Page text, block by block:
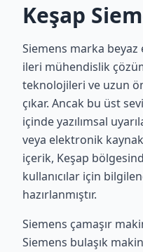
Keşap
Siemens marka
ileri mühendislik
teknolojileri ve uzun
çıkar. Ancak bu üst
içinde yazılımsal
veya elektronik
içerik, Keşap
kullanıcılar için
hazırlanmıştır.
Siemens çamaşır
Siemens bulaşık